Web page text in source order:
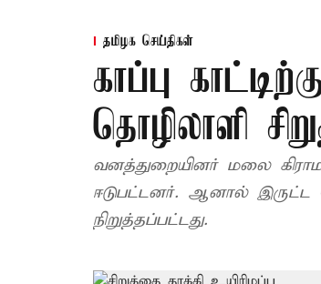
தமிழக செய்திகள்
காப்பு
தொழிலாளி
வனத்துறையினர் மலை
ஈடுபட்டனர். ஆனால் இருட்ட
நிறுத்தப்பட்டது.